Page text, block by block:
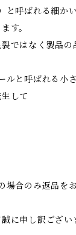
と呼ばれる細か
す。
ではなく製品の
ルと呼ばれる小
して
場合のみ返品を
に申し訳ござい